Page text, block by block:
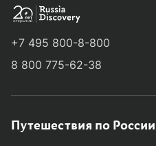
основателя
Вадим Мамонтов
Воспоминания
+7 495 800-8-800
8 800 775-62-38
Путешествия по России